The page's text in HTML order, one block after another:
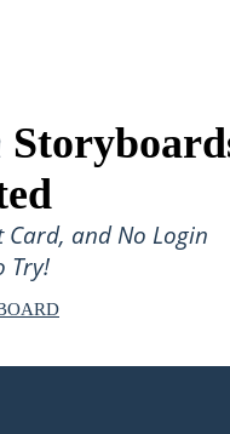
and No Login
Try!